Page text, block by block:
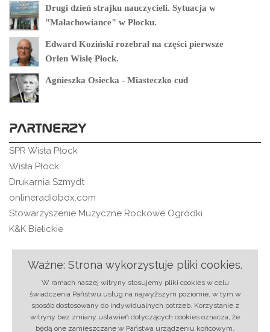
Drugi dzień strajku nauczycieli. Sytuacja w
"Małachowiance" w Płocku.
Edward Koziński rozebrał na części pierwsze
Orlen Wisłę Płock.
Agnieszka Osiecka - Miasteczko cud
PARTNERZY
SPR Wisła Płock
Wisła Płock
Drukarnia Szmydt
onlineradiobox.com
Stowarzyszenie Muzyczne Rockowe Ogródki
K&K Bielickie
Ważne: Strona wykorzystuje pliki cookies.
W ramach naszej witryny stosujemy pliki cookies w celu
świadczenia Państwu usług na najwyższym poziomie, w tym w
sposób dostosowany do indywidualnych potrzeb. Korzystanie z
witryny bez zmiany ustawień dotyczących cookies oznacza, że
będą one zamieszczane w Państwa urządzeniu końcowym.
O nas|Regulamin|Ochrona danych|Reklama
RSS |Kontakt
© 2018 rmixx.pl | Projekt i realizacja:Strony
internetowe Płock - BLACREA.pl